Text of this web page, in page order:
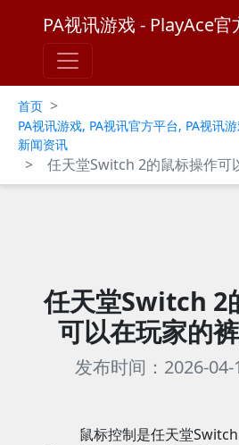
PA视讯游戏 - PlayAce官
首页 >
PA视讯游戏, PA视讯官方平台, PA视讯
新闻资讯
> 任天堂Switch 2的鼠标操作可
任天堂Switch 2
可以在玩家的
发布时间：2026-04-
鼠标控制是任天堂